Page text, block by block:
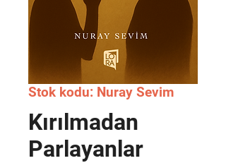
Stok kodu: Nuray Sevim
Kırılmadan
Parlayanlar